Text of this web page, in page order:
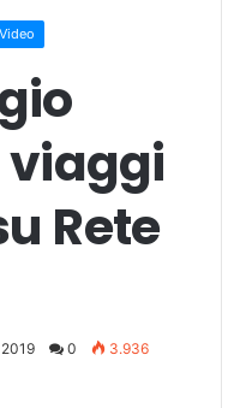
Video
Rete
0
3.936